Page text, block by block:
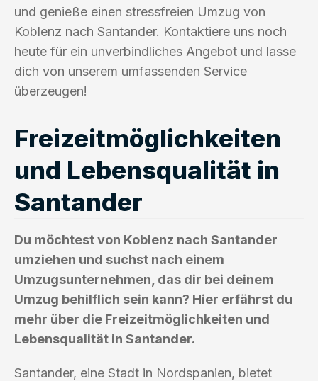
und genieße einen stressfreien Umzug von
Koblenz nach Santander. Kontaktiere uns noch
heute für ein unverbindliches Angebot und lasse
dich von unserem umfassenden Service
überzeugen!
Freizeitmöglichkeiten
und Lebensqualität in
Santander
Du möchtest von Koblenz nach Santander
umziehen und suchst nach einem
Umzugsunternehmen, das dir bei deinem
Umzug behilflich sein kann? Hier erfährst du
mehr über die Freizeitmöglichkeiten und
Lebensqualität in Santander.
Santander, eine Stadt in Nordspanien, bietet